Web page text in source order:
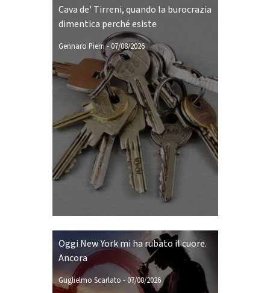
Cava de' Tirreni, quando la burocrazia
dimentica perché esiste
Gennaro Pierri- 07/08/2026
Oggi New York mi ha rubato il cuore.
Ancora
Guglielmo Scarlato -07/08/2026